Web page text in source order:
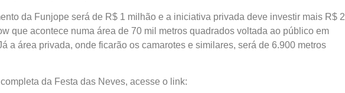
da Funjope será de R$ 1 milhão e a iniciativa privada deve investir mais R$ 2
que acontece numa área de 70 mil metros quadrados voltada ao público em
a área privada, onde ficarão os camarotes e similares, será de 6.900 metros
da Festa das Neves, acesse o link: